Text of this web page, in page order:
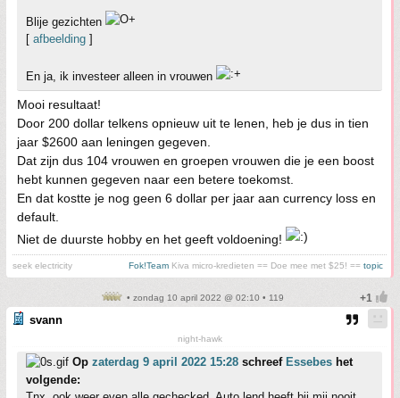
Blije gezichten
[ afbeelding ]
En ja, ik investeer alleen in vrouwen
Mooi resultaat!
Door 200 dollar telkens opnieuw uit te lenen, heb je dus in tien
jaar $2600 aan leningen gegeven.
Dat zijn dus 104 vrouwen en groepen vrouwen die je een boost
hebt kunnen gegeven naar een betere toekomst.
En dat kostte je nog geen 6 dollar per jaar aan currency loss en
default.
Niet de duurste hobby en het geeft voldoening!
seek electricity Fok!Team Kiva micro-kredieten == Doe mee met $25! == topic
• zondag 10 april 2022 @ 02:10 • 119
svann
night-hawk
Op zaterdag 9 april 2022 15:28 schreef Essebes het
volgende: